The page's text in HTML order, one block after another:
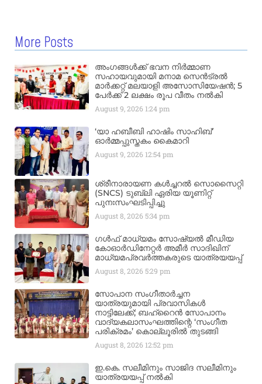
More Posts
അംഗങ്ങൾക്ക് ഭവന നിർമ്മാണ
സഹായവുമായി മനാമ സെൻട്രൽ
മാർക്കറ്റ് മലയാളി അസോസിയേഷൻ; 5
പേർക്ക് 2 ലക്ഷം രൂപ വീതം നൽകി
August 9, 2026 1:24 pm
‘യാ ഹബീബി ഹാഷിം സാഹിബ്’
ഓർമ്മപ്പുസ്തകം കൈമാറി
August 9, 2026 12:54 pm
ശ്രീനാരായണ കൾച്ചറൽ സൊസൈറ്റി
(SNCS) ടുബ്ലി ഏരിയ യൂണിറ്റ്
പുനഃസംഘടിപ്പിച്ചു
August 8, 20265:34 pm
ഗൾഫ് മാധ്യമം സോഷ്യൽ മീഡിയ
കോഓർഡിനേറ്റർ അമീർ സാദിഖിന്
മാധ്യമപ്രവർത്തകരുടെ യാത്രയയപ്പ്
August 8, 20265:29 pm
സോപാന സംഗീതാർച്ചന
യാത്രയുമായി പ്രവാസികൾ
നാട്ടിലേക്ക്; ബഹ്‌റൈൻ സോപാനം
വാദ്യകലാസംഘത്തിന്റെ ‘സംഗീത
പരിക്രമം’ കൊല്ലൂരിൽ തുടങ്ങി
August 8, 2026 12:52 pm
ഇ.കെ. സലീമിനും സാജിദ സലീമിനും
യാത്രയയപ്പ് നൽകി